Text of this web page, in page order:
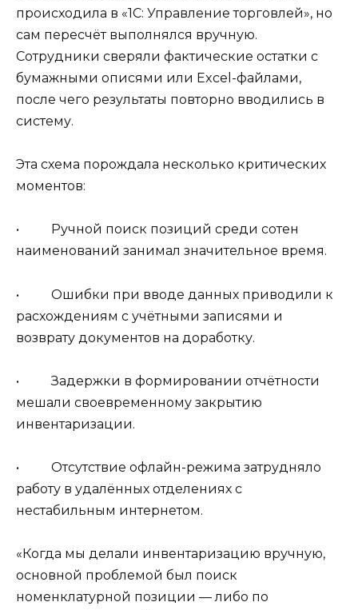
происходила в «1С: Управление торговлей», но
сам пересчёт выполнялся вручную.
Сотрудники сверяли фактические остатки с
бумажными описями или Excel-файлами,
после чего результаты повторно вводились в
систему.
Эта схема порождала несколько критических
моментов:
• Ручной поиск позиций среди сотен
наименований занимал значительное время.
• Ошибки при вводе данных приводили к
расхождениям с учётными записями и
возврату документов на доработку.
• Задержки в формировании отчётности
мешали своевременному закрытию
инвентаризации.
• Отсутствие офлайн-режима затрудняло
работу в удалённых отделениях с
нестабильным интернетом.
«Когда мы делали инвентаризацию вручную,
основной проблемой был поиск
номенклатурной позиции — либо по